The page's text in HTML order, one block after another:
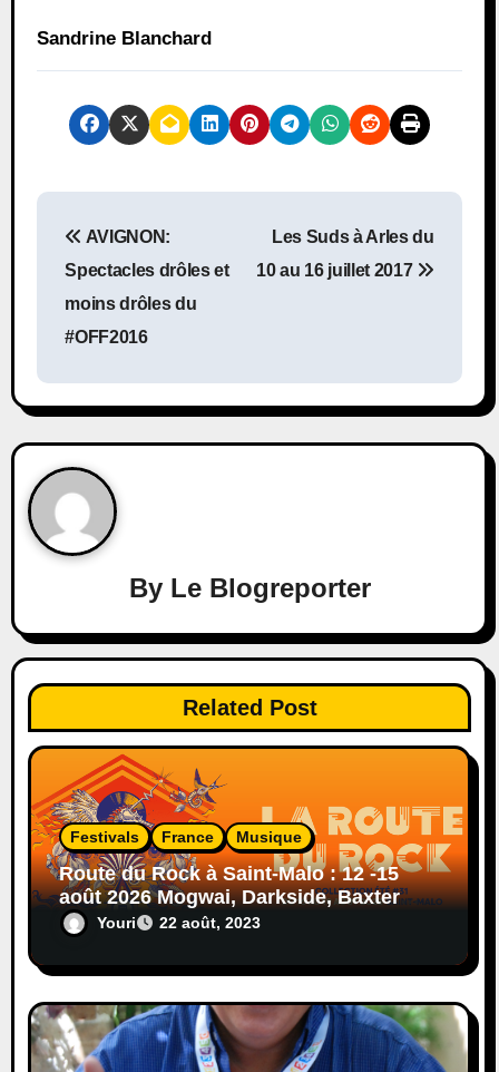
Sandrine Blanchard
AVIGNON:
Spectacles drôles et
moins drôles du
#OFF2016
Les Suds à Arles du
10 au 16 juillet 2017
By Le Blogreporter
Related Post
Festivals France Musique
Route du Rock à Saint-Malo : 12 -15
août 2026 Mogwai, Darkside, Baxter
Dury, Peaches…
Youri 22 août, 2023